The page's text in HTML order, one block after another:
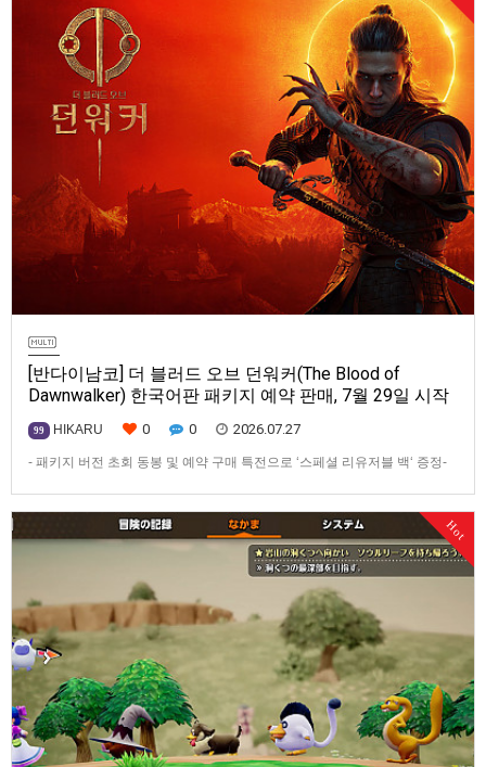
[반다이남코] 더 블러드 오브 던워커(The Blood of
Dawnwalker) 한국어판 패키지 예약 판매, 7월 29일 시작
99 HIKARU 0 0 2026.07.27
- 패키지 버전 초회 동봉 및 예약 구매 특전으로 ‘스페셜 리유저블 백‘ 증정-
브 던워커’(한국어판)의 패키지 예약 판매를 2026년 7월 29일(수) 시작한다
고 발표했다.■ 패키지 버전 초회 동봉 및 …
Hot